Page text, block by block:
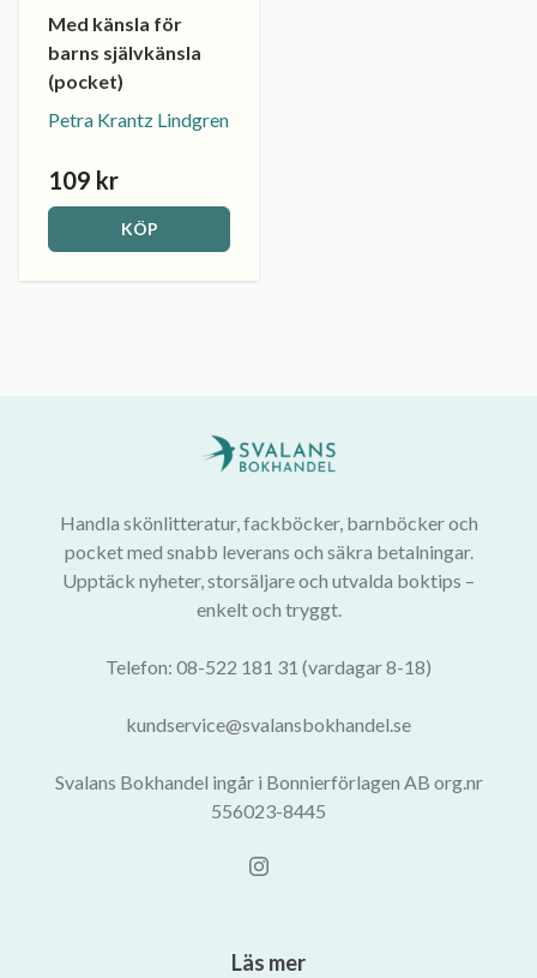
Med känsla för
barns självkänsla
(pocket)
Petra Krantz Lindgren
109 kr
KÖP
Handla skönlitteratur, fackböcker, barnböcker och
pocket med snabb leverans och säkra betalningar.
Upptäck nyheter, storsäljare och utvalda boktips –
enkelt och tryggt.
Telefon: 08-522 181 31 (vardagar 8-18)
kundservice@svalansbokhandel.se
Svalans Bokhandel ingår i Bonnierförlagen AB org.nr
556023-8445
Läs mer